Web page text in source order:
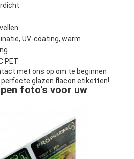
UV-coating, warm
PET
met ons op om te beginnen
glazen flacon etiketten!
foto's voor uw